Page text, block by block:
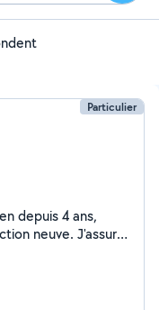
Particulier
neuve. J'assure